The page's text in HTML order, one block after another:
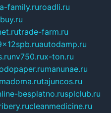
family.ruroadli.ru
trade-farm.ru
autodamp.ru
nv750.rux-ton.ru
manunae.ru
madoma.rutajuncos.ru
besplatno.rusplclub.ru
cleanmedicine.ru